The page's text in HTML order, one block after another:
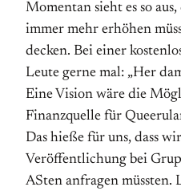
Momentan sieht es so
immer mehr erhöhen
decken. Bei einer
Leute gerne mal: „Her
Eine Vision wäre die
Finanzquelle für
Das hieße für uns, dass
Veröffentlichung bei
ASten anfragen müssten.